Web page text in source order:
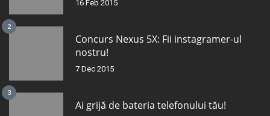
16 Feb 2015
2
Concurs Nexus 5X: Fii instagramer-ul
nostru!
7 Dec 2015
3
Ai grijă de bateria telefonului tău!